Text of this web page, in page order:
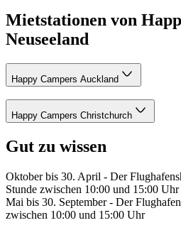
Mietstationen von
Neuseeland
Happy Campers Auckland
Happy Campers Christchurch
Gut zu wissen
Oktober bis 30. April - Der
Stunde zwischen 10:00 und 15:00
Mai bis 30. September - Der
zwischen 10:00 und 15:00 Uhr